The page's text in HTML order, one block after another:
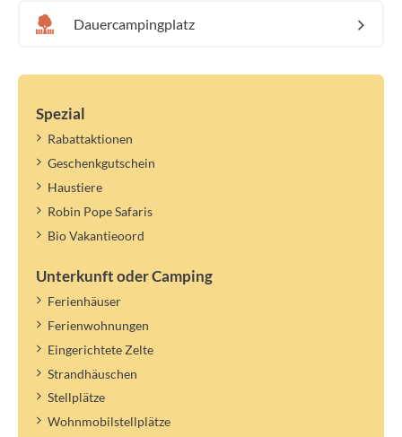
Dauercampingplatz
Spezial
Rabattaktionen
Geschenkgutschein
Haustiere
Robin Pope Safaris
Bio Vakantieoord
Unterkunft oder Camping
Ferienhäuser
Ferienwohnungen
Eingerichtete Zelte
Strandhäuschen
Stellplätze
Wohnmobilstellplätze